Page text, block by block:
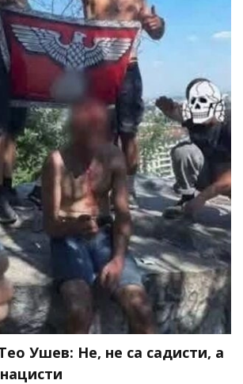
Ушев: Не, не са садисти, а